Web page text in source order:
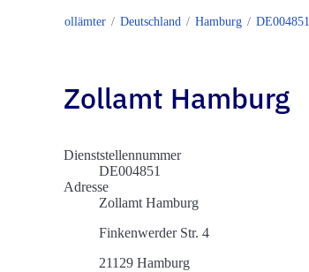
Zollämter Deutschland Hamburg DE004851
Zollamt Hamburg
Dienststellennummer
DE004851
Adresse
Zollamt Hamburg
Finkenwerder Str. 4
21129 Hamburg